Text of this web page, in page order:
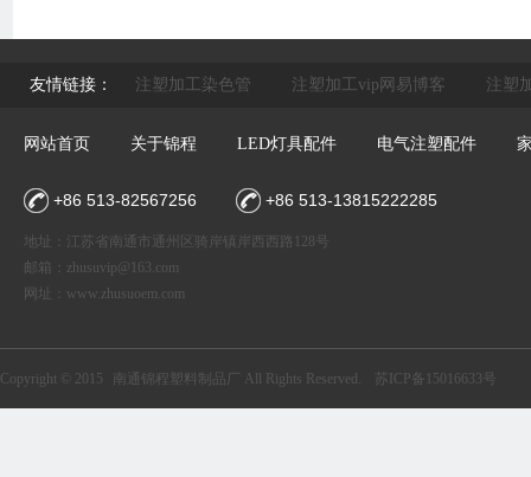
友情链接： 注塑加工染色管 注塑加工vip网易博客 注塑
网站首页 关于锦程 LED灯具配件 电气注塑配件
+86 513-82567256 +86 513-13815222285
地址：江苏省南通市通州区骑岸镇岸西西路128号
邮箱： zhusuvip@163.com
网址： www.zhusuoem.com
Copyright © 2015 南通锦程塑料制品厂 All Rights Reserved. 苏ICP备15016633号